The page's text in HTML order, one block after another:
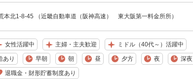
本北1-8-45 （近畿自動車道（阪神高速） 東大阪第一料金所所）
女性活躍中 主婦・主夫歓迎 ミドル（40代～）活躍中
あり 早朝 朝 昼 夕方 夜 深夜
退職金・財形貯蓄制度あり